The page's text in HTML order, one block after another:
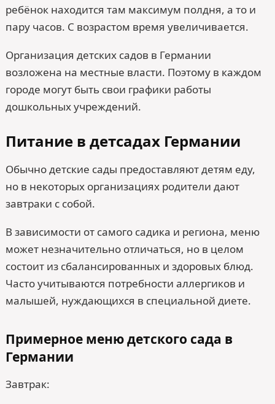
ребёнок находится там максимум полдня, а то и
пару часов. С возрастом время увеличивается.
Организация детских садов в Германии
возложена на местные власти. Поэтому в каждом
городе могут быть свои графики работы
дошкольных учреждений.
Питание в детсадах Германии
Обычно детские сады предоставляют детям еду,
но в некоторых организациях родители дают
завтраки с собой.
В зависимости от самого садика и региона, меню
может незначительно отличаться, но в целом
состоит из сбалансированных и здоровых блюд.
Часто учитываются потребности аллергиков и
малышей, нуждающихся в специальной диете.
Примерное меню детского сада в
Германии
Завтрак: